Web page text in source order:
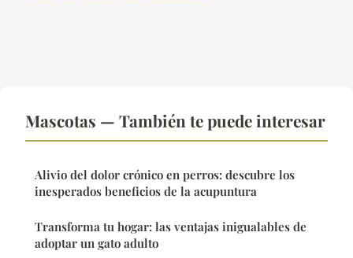
Mascotas — También te puede interesar
Alivio del dolor crónico en perros: descubre los
inesperados beneficios de la acupuntura
Transforma tu hogar: las ventajas inigualables de
adoptar un gato adulto